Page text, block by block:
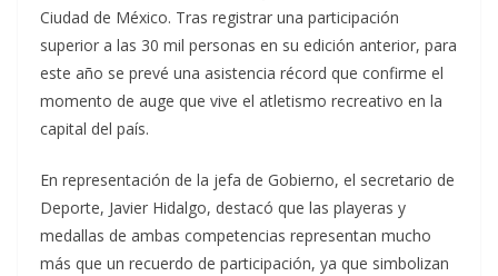
Ciudad de México. Tras registrar una participación
superior a las 30 mil personas en su edición anterior, para
este año se prevé una asistencia récord que confirme el
momento de auge que vive el atletismo recreativo en la
capital del país.
En representación de la jefa de Gobierno, el secretario de
Deporte, Javier Hidalgo, destacó que las playeras y
medallas de ambas competencias representan mucho
más que un recuerdo de participación, ya que simbolizan